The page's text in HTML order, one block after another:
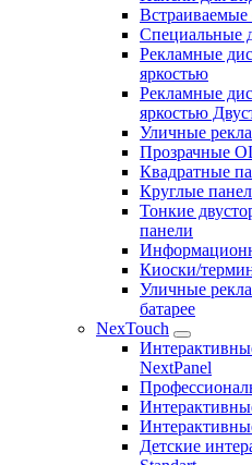
Встраиваемые
Специальные
Рекламные
яркостью
Рекламные
яркостью
Уличные
Прозрачные
Квадратные
Круглые
Тонкие
панели
Киоски/
Уличные
батарее
NexTouch
NextPanel
Детские